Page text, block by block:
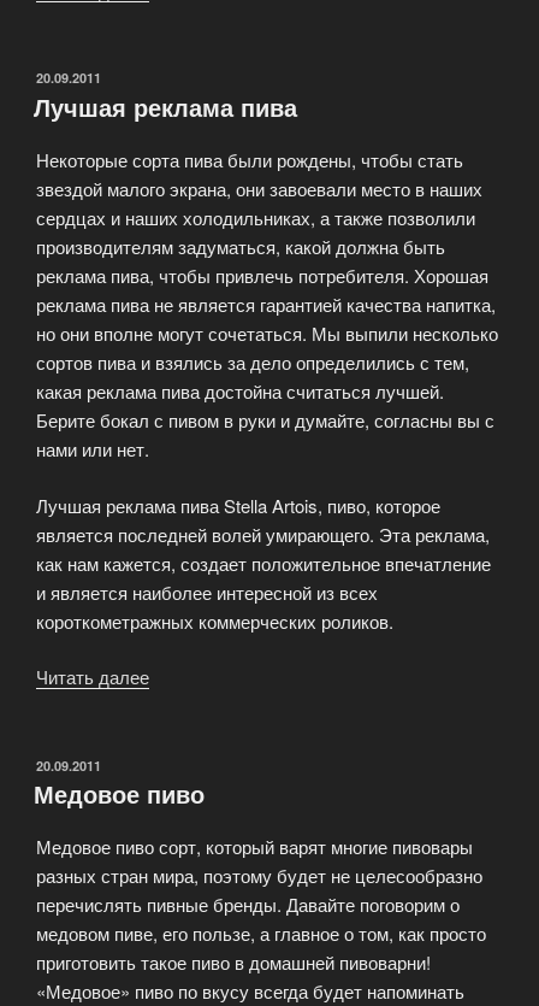
пивоваров»
ОПУБЛИКОВАНО
20.09.2011
Лучшая реклама пива
Некоторые сорта пива были рождены, чтобы стать
звездой малого экрана, они завоевали место в наших
сердцах и наших холодильниках, а также позволили
производителям задуматься, какой должна быть
реклама пива, чтобы привлечь потребителя. Хорошая
реклама пива не является гарантией качества напитка,
но они вполне могут сочетаться. Мы выпили несколько
сортов пива и взялись за дело определились с тем,
какая реклама пива достойна считаться лучшей.
Берите бокал с пивом в руки и думайте, согласны вы с
нами или нет.
Лучшая реклама пива Stella Artois, пиво, которое
является последней волей умирающего. Эта реклама,
как нам кажется, создает положительное впечатление
и является наиболее интересной из всех
короткометражных коммерческих роликов.
Читать далее
ОПУБЛИКОВАНО
20.09.2011
Медовое пиво
Медовое пиво сорт, который варят многие пивовары
разных стран мира, поэтому будет не целесообразно
перечислять пивные бренды. Давайте поговорим о
медовом пиве, его пользе, а главное о том, как просто
приготовить такое пиво в домашней пивоварни!
«Медовое» пиво по вкусу всегда будет напоминать